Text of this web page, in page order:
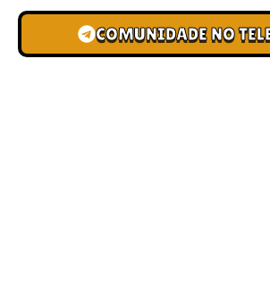
COMUNIDADE NO